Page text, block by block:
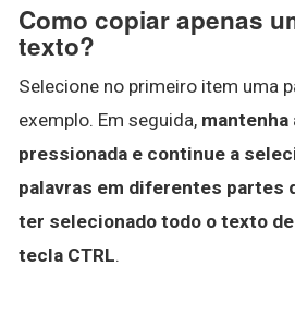
Como copiar apenas
texto?
Selecione no primeiro item uma
exemplo. Em seguida, mantenha
pressionada e continue a
palavras em diferentes partes
ter selecionado todo o texto
tecla CTRL.